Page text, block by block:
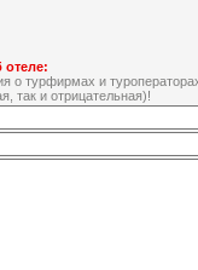
отеле:
о турфирмах и
так и отрицательная)!